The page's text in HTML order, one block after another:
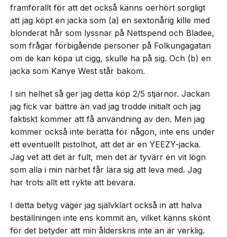
framförallt för att det också känns oerhört sorgligt
att jag köpt en jacka som (a) en sextonårig kille med
blonderat hår som lyssnar på Nettspend och Bladee,
som frågar förbigående personer på Folkungagatan
om de kan köpa ut cigg, skulle ha på sig. Och (b) en
jacka som Kanye West står bakom.
I sin helhet så ger jag detta köp 2/5 stjärnor. Jackan
jag fick var bättre än vad jag trodde initialt och jag
faktiskt kommer att få användning av den. Men jag
kommer också inte berätta för någon, inte ens under
ett eventuellt pistolhot, att det är en YEEZY-jacka.
Jag vet att det är fult, men det är tyvärr en vit lögn
som alla i min närhet får lära sig att leva med. Jag
har trots allt ett rykte att bevara.
I detta betyg väger jag självklart också in att halva
beställningen inte ens kommit än, vilket känns skönt
för det betyder att min ålderskris inte än är verklig.